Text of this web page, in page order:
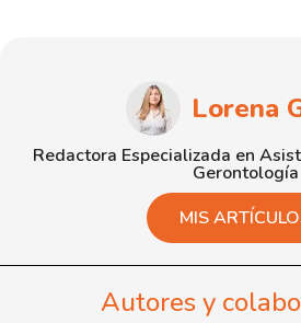
Lorena
Redactora Especializada en
Gerontología
MIS
Autores y